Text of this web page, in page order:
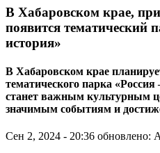
В Хабаровском крае,
появится тематический
история»
В Хабаровском крае
тематического парка
станет важным культурным
значимым событиям и
Сен 2, 2024 - 20:36 обновлено: